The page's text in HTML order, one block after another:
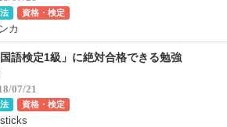
資格・検定
カ
国語検定1級」に絶対合格できる勉強
07/21
資格・検定